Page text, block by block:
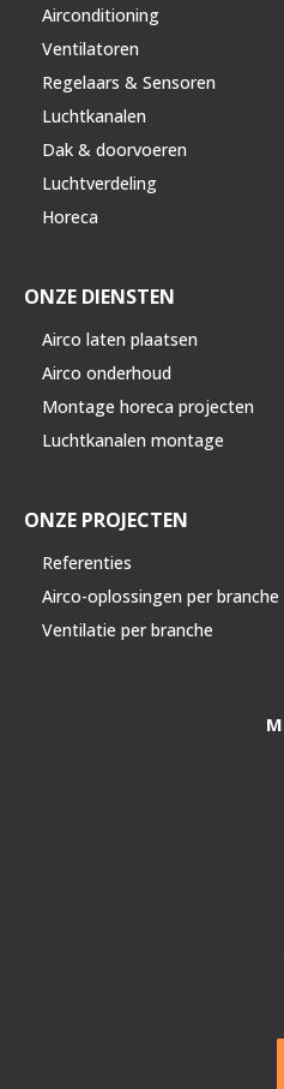
Airconditioning
Ventilatoren
Regelaars & Sensoren
Luchtkanalen
Dak & doorvoeren
Luchtverdeling
Horeca
ONZE DIENSTEN
Airco laten plaatsen
Airco onderhoud
Montage horeca projecten
Luchtkanalen montage
ONZE PROJECTEN
Referenties
Airco-oplossingen per branche
Ventilatie per branche